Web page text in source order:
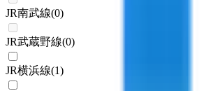
JR南武線(0)
JR武蔵野線(0)
JR横浜線(1)